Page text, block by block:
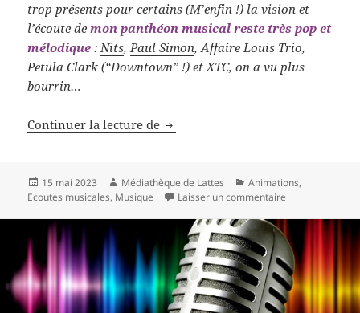
trop présents pour certains (M’enfin !) la vision et
l’écoute demon panthéon musical reste très pop et
mélodique :Nits,Paul Simon, Affaire Louis Trio,
Petula Clark (“Downtown” !) et XTC, on a vu plus
bourrin…
Continuer la lecture de Retour sur les écoutes
Publié
le
15 mai 2023 Auteur
Médiathèque de Lattes Catégories
Animations,
Ecoutes musicales, Musique Laisser un commentaire